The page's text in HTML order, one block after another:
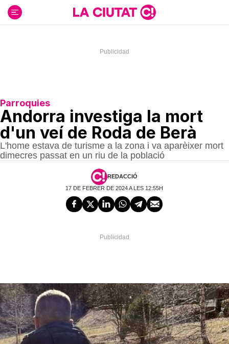
contenido
Parroquies
Andorra investiga la mort
d'un veí de Roda de Berà
L'home estava de turisme a la zona i va aparèixer mort
dimecres passat en un riu de la població
REDACCIÓ
17 DE FEBRER DE 2024 A LES 12:55H